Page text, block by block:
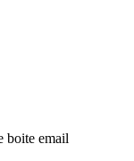
boite email